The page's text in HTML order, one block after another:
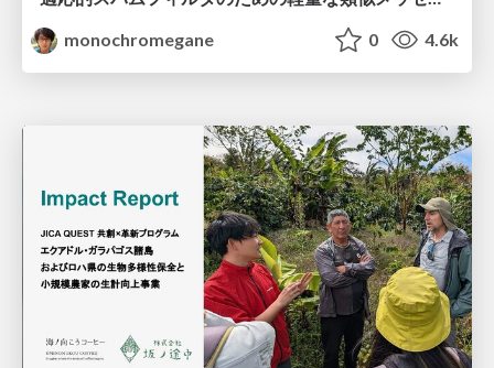
monochromegane
0 4.6k